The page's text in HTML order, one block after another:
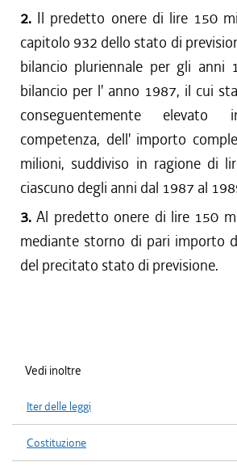
2. Il predetto onere di lire 150
capitolo 932 dello stato di
bilancio pluriennale per gli anni
bilancio per l' anno 1987, il cui
conseguentemente
competenza, dell' importo
milioni, suddiviso in ragione di
ciascuno degli anni dal 1987 al
3. Al predetto onere di lire 150
mediante storno di pari importo
del precitato stato di previsione.
Vedi inoltre
Iter delle leggi
Costituzione